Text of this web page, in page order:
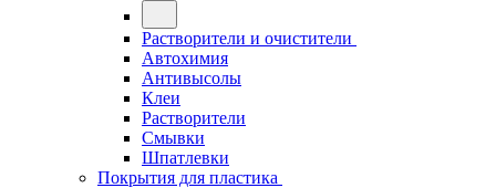
Растворители и очистители
Автохимия
Антивысолы
Клеи
Растворители
Смывки
Шпатлевки
Покрытия для пластика